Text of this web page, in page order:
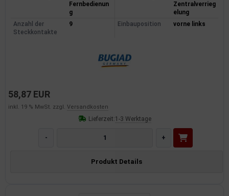
Fernbedienun
g
Zentralverrieg
elung
Anzahl der
Steckkontakte
9 Einbauposition vorne links
58,87 EUR
inkl. 19 % MwSt. zzgl. Versandkosten
Lieferzeit:1-3 Werktage
- +
Produkt Details